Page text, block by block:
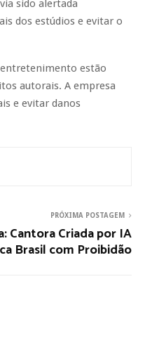
sido alertada
dos estúdios e evitar o
estão
autorais. A empresa
e evitar danos
PRÓXIMA POSTAGEM
Cantora Criada por IA
Brasil com Proibidão